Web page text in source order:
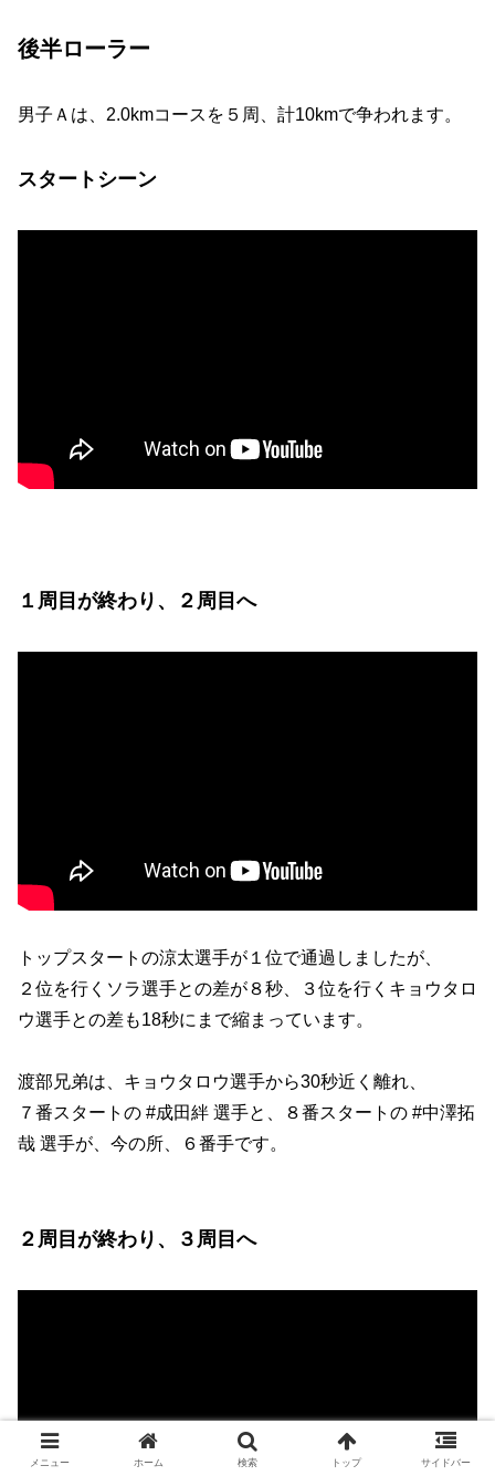
後半ローラー
男子Ａは、2.0kmコースを５周、計10kmで争われます。
スタートシーン
１周目が終わり、２周目へ
トップスタートの涼太選手が１位で通過しましたが、
２位を行くソラ選手との差が８秒、３位を行くキョウタロ
ウ選手との差も18秒にまで縮まっています。
渡部兄弟は、キョウタロウ選手から30秒近く離れ、
７番スタートの #成田絆 選手と、８番スタートの #中澤拓
哉 選手が、今の所、６番手です。
２周目が終わり、３周目へ
メニュー ホーム 検索 トップ サイドバー